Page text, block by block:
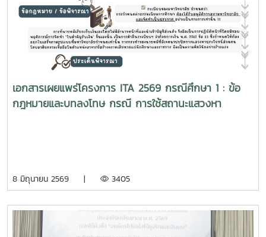
เอกสารเผยแพร่โครงการ ITA 2569 กรณีศึกษา 1 : ข้อ
กฎหมายและบทลงโทษ กรณี การใช้สถานะแสวงหา
8 มิถุนายน 2569 | 3405